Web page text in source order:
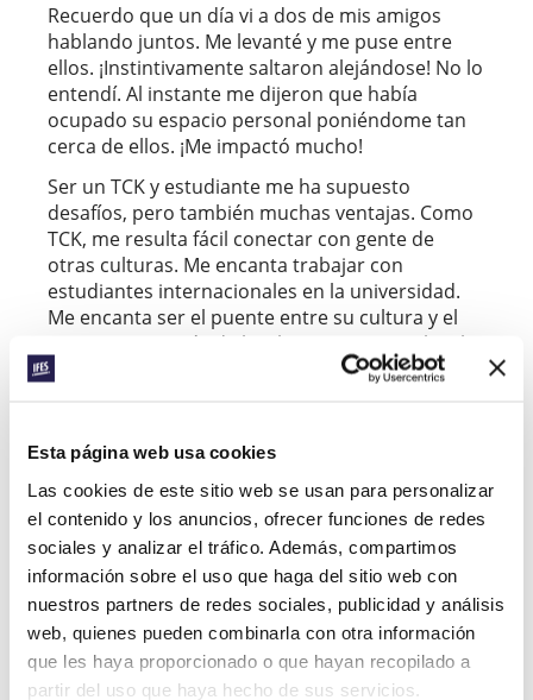
Esta página web usa cookies
Las cookies de este sitio web se usan para personalizar
el contenido y los anuncios, ofrecer funciones de redes
sociales y analizar el tráfico. Además, compartimos
información sobre el uso que haga del sitio web con
nuestros partners de redes sociales, publicidad y análisis
web, quienes pueden combinarla con otra información
que les haya proporcionado o que hayan recopilado a
partir del uso que haya hecho de sus servicios.
Recuerdo que un día vi a dos de mis amigos
hablando juntos. Me levanté y me puse entre
ellos. ¡Instintivamente saltaron alejándose! No lo
entendí. Al instante me dijeron que había
ocupado su espacio personal poniéndome tan
cerca de ellos. ¡Me impactó mucho!
Ser un TCK y estudiante me ha supuesto
desafíos, pero también muchas ventajas. Como
TCK, me resulta fácil conectar con gente de
otras culturas. Me encanta trabajar con
estudiantes internacionales en la universidad.
Me encanta ser el puente entre su cultura y el
contexto. A través de la iglesia y mi grupo local
de IFES, he tenido el privilegio de abrir la Biblia
La universidad ha sido (y sigue siendo) uno de
los períodos más duros de mi vida. Aún tengo
que adaptarme a vivir en el lugar de donde soy
según mi pasaporte, pero donde siento que no
encajo del todo.
La universidad también ha sido un lugar de
crecimiento espiritual. He aprendido sobre la
identidad que tengo en el evangelio de Cristo.
Como estudiante, mi iglesia es mi familia y el